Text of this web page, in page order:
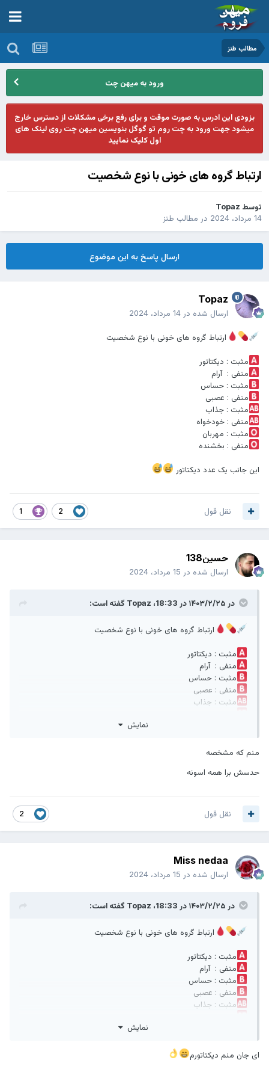
مطالب طنز
ورود به میهن چت
بزودی این ادرس به صورت موقت و برای رفع برخی مشکلات از دسترس خارج
میشود جهت ورود به چت روم تو گوگل بنویسین میهن چت روی لینک های
اول کلیک نمایید
ارتباط گروه های خونی با نوع شخصیت
توسط Topaz
14 مرداد، 2024
در مطالب طنز
ارسال پاسخ به این موضوع
Topaz
ارسال شده در 14 مرداد، 2024
ارتباط گروه های خونی با نوع شخصیت
مثبت : دیکتاتور
منفی : آرام
مثبت : حساس
منفی : عصبی
مثبت : جذاب
منفی : خودخواه
مثبت : مهربان
منفی : بخشنده
این جانب یک عدد دیکتاتور
2 نقل قول
حسین138
ارسال شده در 15 مرداد، 2024
در ۱۴۰۳/۲/۲۵ در 18:33، Topazگفته است:
ارتباط گروه های خونی با نوع شخصیت
مثبت : دیکتاتور
منفی : آرام
مثبت : حساس
منفی : عصبی
مثبت : جذاب
نمایش
منم که مشخصه
حدسش برا همه اسونه
2 نقل قول
Miss nedaa
ارسال شده در 15 مرداد، 2024
در ۱۴۰۳/۲/۲۵ در 18:33، Topazگفته است:
ارتباط گروه های خونی با نوع شخصیت
مثبت : دیکتاتور
منفی : آرام
مثبت : حساس
منفی : عصبی
مثبت : جذاب
نمایش
ای جان منم دیکتاتورم